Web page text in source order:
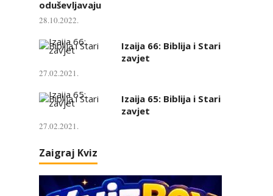
oduševljavaju
28.10.2022.
Izaija 66: Biblija i Stari
zavjet
27.02.2021.
Izaija 65: Biblija i Stari
zavjet
27.02.2021.
Zaigraj Kviz